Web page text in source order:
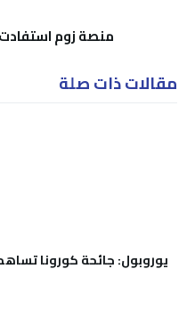
منصة زوم استفادت
مقالات ذات صلة
يوروبول: جائحة كورونا تساهم